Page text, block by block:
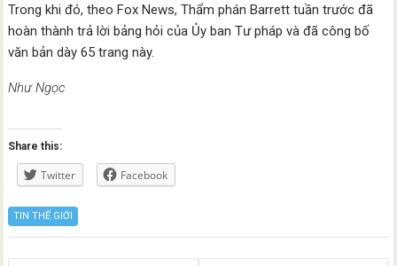
Trong khi đó, theo Fox News, Thẩm phán Barrett tuần trước đã
hoàn thành trả lời bảng hỏi của Ủy ban Tư pháp và đã công bố
văn bản dày 65 trang này.
Như Ngọc
Share this:
Twitter Facebook
TIN THẾ GIỚI